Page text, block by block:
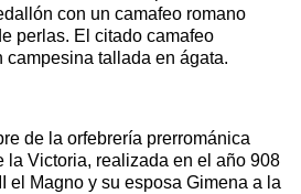
con un camafeo romano
perlas. El citado camafeo
campesina tallada en ágata.
de la orfebrería prerrománica
la Victoria, realizada en el año 908
el Magno y su esposa Gimena a la